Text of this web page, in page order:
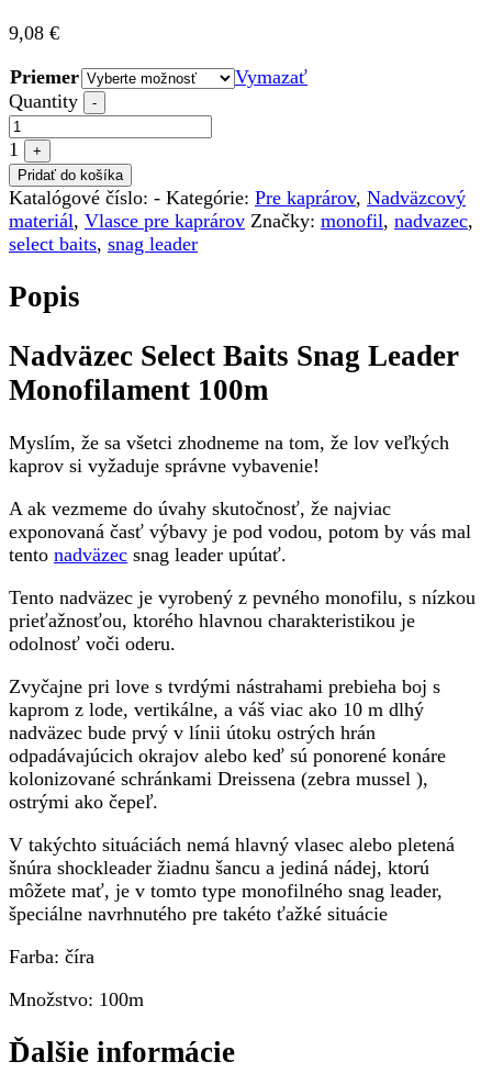
9,08 €
Priemer
Vymazať
Quantity
-
1
+
Pridať do košíka
Katalógové číslo: - Kategórie: Pre kaprárov, Nadväzcový
materiál, Vlasce pre kaprárov Značky: monofil, nadvazec,
select baits, snag leader
Popis
Nadväzec Select Baits Snag Leader
Monofilament 100m
Myslím, že sa všetci zhodneme na tom, že lov veľkých
kaprov si vyžaduje správne vybavenie!
A ak vezmeme do úvahy skutočnosť, že najviac
exponovaná časť výbavy je pod vodou, potom by vás mal
tento nadväzec snag leader upútať.
Tento nadväzec je vyrobený z pevného monofilu, s nízkou
prieťažnosťou, ktorého hlavnou charakteristikou je
odolnosť voči oderu.
Zvyčajne pri love s tvrdými nástrahami prebieha boj s
kaprom z lode, vertikálne, a váš viac ako 10 m dlhý
nadväzec bude prvý v línii útoku ostrých hrán
odpadávajúcich okrajov alebo keď sú ponorené konáre
kolonizované schránkami Dreissena (zebra mussel ),
ostrými ako čepeľ.
V takýchto situáciách nemá hlavný vlasec alebo pletená
šnúra shockleader žiadnu šancu a jediná nádej, ktorú
môžete mať, je v tomto type monofilného snag leader,
špeciálne navrhnutého pre takéto ťažké situácie
Farba: číra
Množstvo: 100m
Ďalšie informácie